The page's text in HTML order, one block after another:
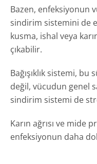
Bazen, enfeksiyonun
sindirim sistemini de
kusma, ishal veya
çıkabilir.
Bağışıklık sistemi,
değil, vücudun genel
sindirim sistemi de
Karın ağrısı ve mide
enfeksiyonun daha